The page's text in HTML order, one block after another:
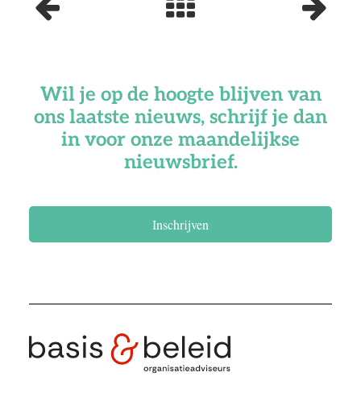
Wil je op de hoogte blijven van
ons laatste nieuws, schrijf je dan
in voor onze maandelijkse
nieuwsbrief.
Inschrijven